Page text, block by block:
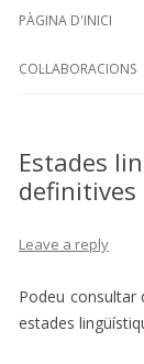
PÀGINA D'INICI
COL·LABORACIONS
Estades
definitives
Leave a reply
Podeu consultar
estades